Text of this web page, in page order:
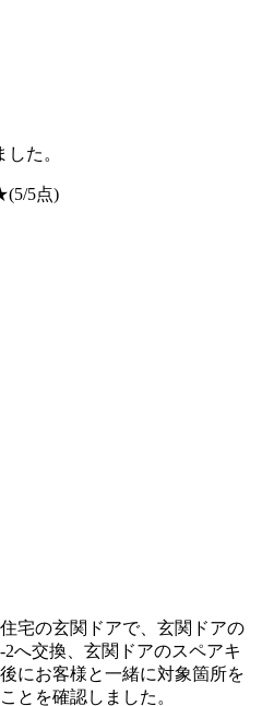
た。
(5/5点)
宅の玄関ドアで、玄関ドアの
へ交換、玄関ドアのスペアキ
にお客様と一緒に対象箇所を
とを確認しました。